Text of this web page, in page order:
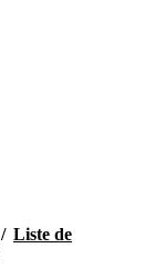
/ Liste de